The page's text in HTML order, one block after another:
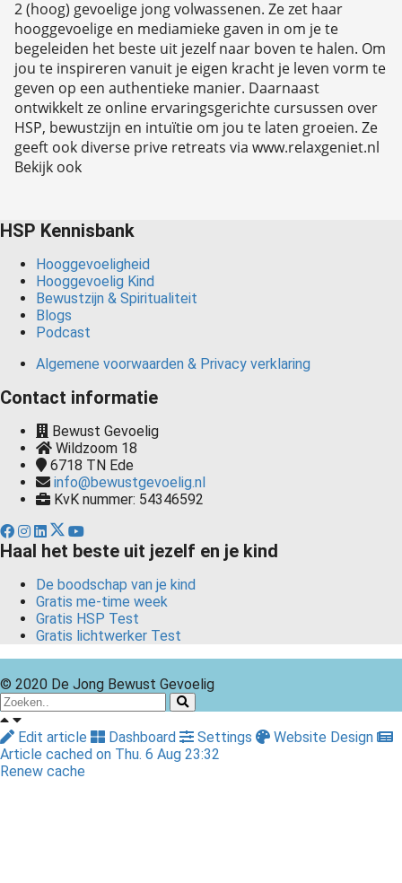
2 (hoog) gevoelige jong volwassenen. Ze zet haar
hooggevoelige en mediamieke gaven in om je te
begeleiden het beste uit jezelf naar boven te halen. Om
jou te inspireren vanuit je eigen kracht je leven vorm te
geven op een authentieke manier. Daarnaast
ontwikkelt ze online ervaringsgerichte cursussen over
HSP, bewustzijn en intuïtie om jou te laten groeien. Ze
geeft ook diverse prive retreats via www.relaxgeniet.nl
Bekijk ook
HSP Kennisbank
Hooggevoeligheid
Hooggevoelig Kind
Bewustzijn & Spiritualiteit
Blogs
Podcast
Algemene voorwaarden & Privacy verklaring
Contact informatie
Bewust Gevoelig
Wildzoom 18
6718 TN Ede
info@bewustgevoelig.nl
KvK nummer: 54346592
Haal het beste uit jezelf en je kind
De boodschap van je kind
Gratis me-time week
Gratis HSP Test
Gratis lichtwerker Test
© 2020 De Jong Bewust Gevoelig
Edit article Dashboard Settings
Website Design
Article cached on Thu. 6 Aug 23:32
Renew cache